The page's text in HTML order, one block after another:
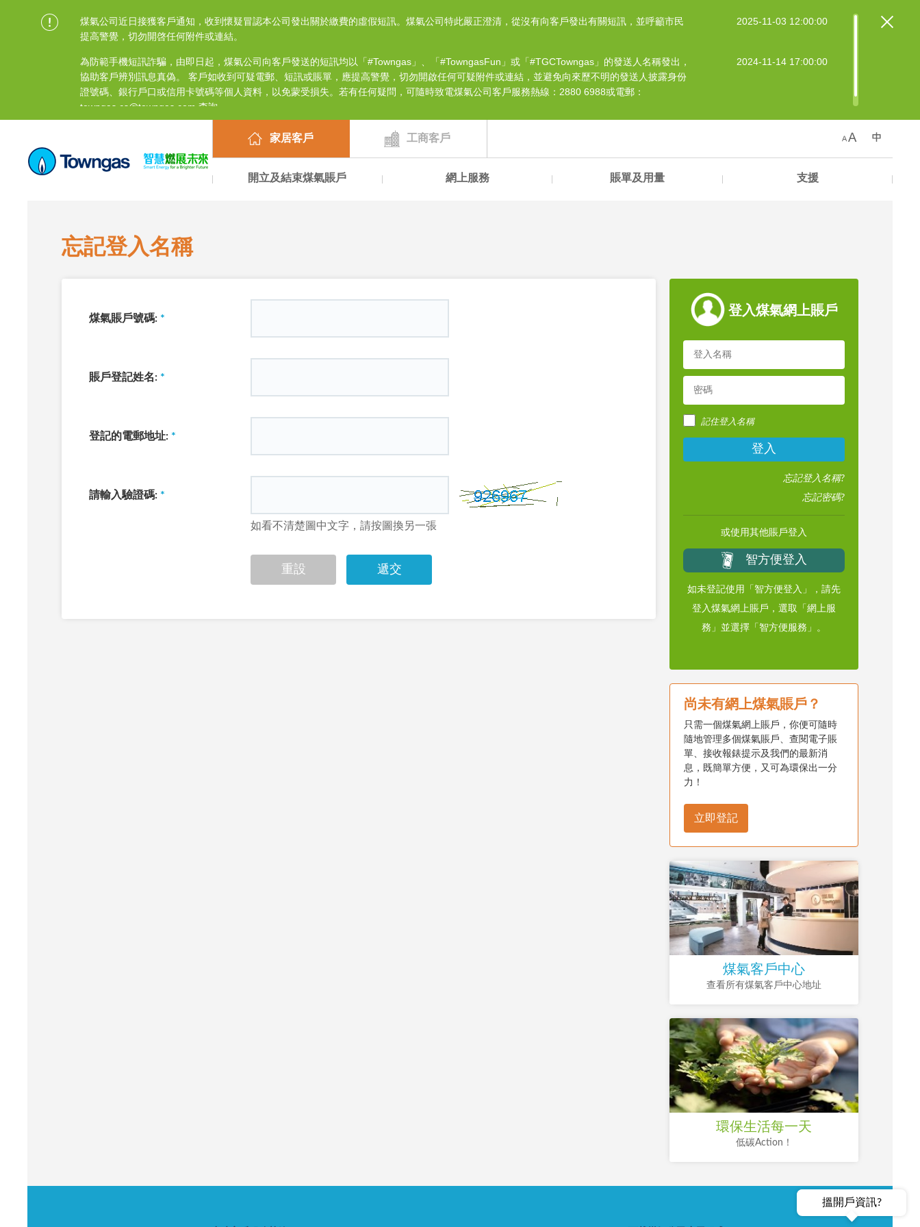
搵開戶資訊?
煤氣公司近日接獲客戶通知，收到懷疑冒認本公司發出關於繳費的虛假短訊。煤氣公司特此嚴正澄清，從沒有向客戶發出有關短訊，並呼籲市民
提高警覺，切勿開啓任何附件或連結。
2025-11-03 12:00:00
為防範手機短訊詐騙，由即日起，煤氣公司向客戶發送的短訊均以「#Towngas」、「#TowngasFun」或「#TGCTowngas」的發送人名稱發出，
協助客戶辨別訊息真偽。 客戶如收到可疑電郵、短訊或賬單，應提高警覺，切勿開啟任何可疑附件或連結，並避免向來歷不明的發送人披露身份
證號碼、銀行戶口或信用卡號碼等個人資料，以免蒙受損失。若有任何疑問，可隨時致電煤氣公司客戶服務熱線：2880 6988或電郵：
towngas.cs@towngas.com 查詢。
2024-11-14 17:00:00
家居客戶 工商客戶
開立及結束煤氣賬戶 網上服務 賬單及用量 支援
忘記登入名稱
煤氣賬戶號碼: *
賬戶登記姓名: *
登記的電郵地址: *
請輸入驗證碼: *
如看不清楚圖中文字，請按圖換另一張
重設 遞交
登入煤氣網上賬戶
記住登入名稱
登入
忘記登入名稱?
忘記密碼?
或使用其他賬戶登入
智方便登入
如未登記使用「智方便登入」，請先
登入煤氣網上賬戶，選取「網上服
務」並選擇「智方便服務」。
尚未有網上煤氣賬戶？
只需一個煤氣網上賬戶，你便可隨時
隨地管理多個煤氣賬戶、查閱電子賬
單、接收報錶提示及我們的最新消
息，既簡單方便，又可為環保出一分
力！
立即登記
煤氣客戶中心
查看所有煤氣客戶中心地址
環保生活每一天
低碳Action！